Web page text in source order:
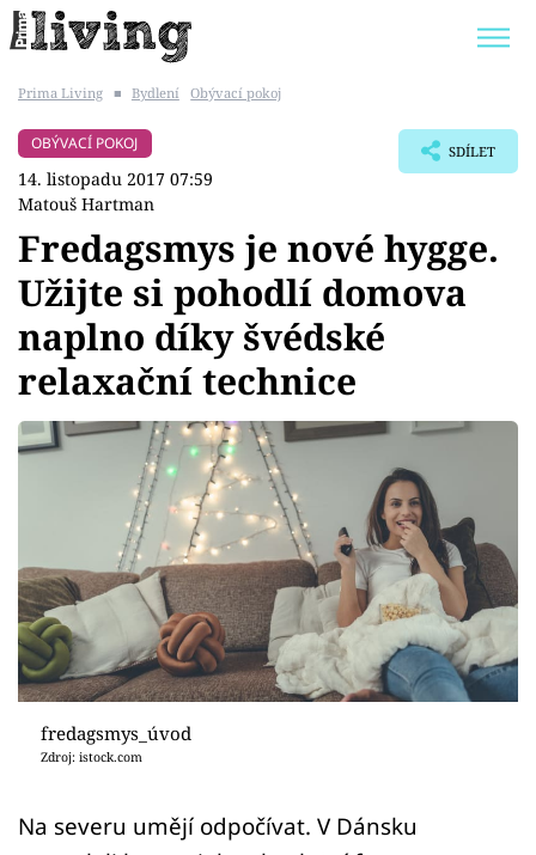
BYDLENÍ SLAVNÝCH
Témata
Bydlení
Zahrada
Sledujte prima+
Přihlášení
Sledujte nás
Prima Living ■ Bydlení Obývací pokoj
OBÝVACÍ POKOJ
14. listopadu 2017 07:59
Matouš Hartman
SDÍLET
Fredagsmys je nové hygge.
Užijte si pohodlí domova
naplno díky švédské
relaxační technice
fredagsmys_úvod
Zdroj: istock.com
Na severu umějí odpočívat. V Dánsku